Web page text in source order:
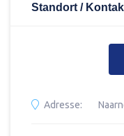
Standort /
Adresse: